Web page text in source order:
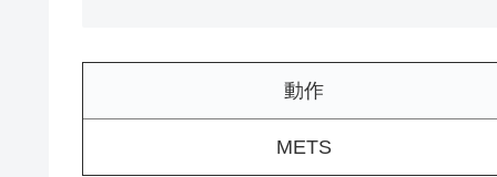
動作
METS